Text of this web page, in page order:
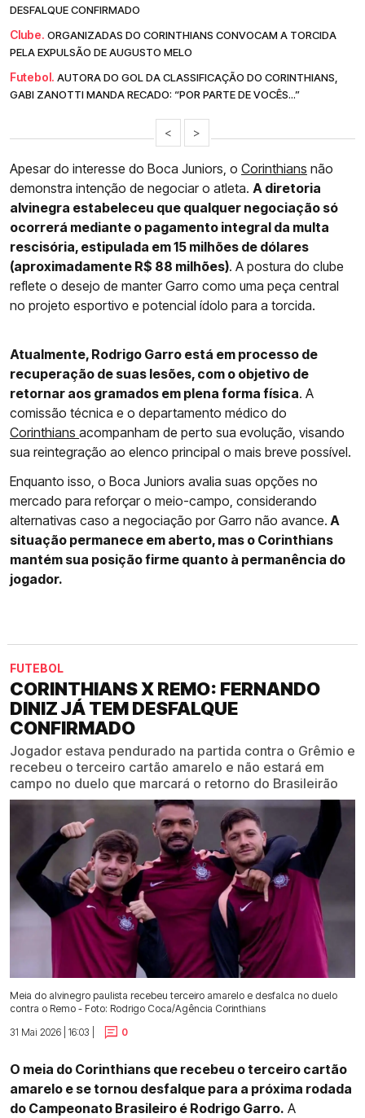
DESFALQUE CONFIRMADO
Clube. ORGANIZADAS DO CORINTHIANS CONVOCAM A TORCIDA
PELA EXPULSÃO DE AUGUSTO MELO
Futebol. AUTORA DO GOL DA CLASSIFICAÇÃO DO CORINTHIANS,
GABI ZANOTTI MANDA RECADO: “POR PARTE DE VOCÊS...”
< >
Apesar do interesse do Boca Juniors, o Corinthians não
demonstra intenção de negociar o atleta. A diretoria
alvinegra estabeleceu que qualquer negociação só
ocorrerá mediante o pagamento integral da multa
rescisória, estipulada em 15 milhões de dólares
(aproximadamente R$ 88 milhões). A postura do clube
reflete o desejo de manter Garro como uma peça central
no projeto esportivo e potencial ídolo para a torcida.
Atualmente, Rodrigo Garro está em processo de
recuperação de suas lesões, com o objetivo de
retornar aos gramados em plena forma física. A
comissão técnica e o departamento médico do
Corinthians acompanham de perto sua evolução, visando
sua reintegração ao elenco principal o mais breve possível.
Enquanto isso, o Boca Juniors avalia suas opções no
mercado para reforçar o meio-campo, considerando
alternativas caso a negociação por Garro não avance. A
situação permanece em aberto, mas o Corinthians
mantém sua posição firme quanto à permanência do
jogador.
FUTEBOL
CORINTHIANS X REMO: FERNANDO
DINIZ JÁ TEM DESFALQUE
CONFIRMADO
Jogador estava pendurado na partida contra o Grêmio e
recebeu o terceiro cartão amarelo e não estará em
campo no duelo que marcará o retorno do Brasileirão
Meia do alvinegro paulista recebeu terceiro amarelo e desfalca no duelo
contra o Remo - Foto: Rodrigo Coca/Agência Corinthians
31 Mai 2026 | 16:03 |
0
O meia do Corinthians que recebeu o terceiro cartão
amarelo e se tornou desfalque para a próxima rodada
do Campeonato Brasileiro é Rodrigo Garro. A